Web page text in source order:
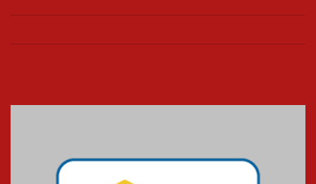
realizará nova edição da Feira
04.08.2026